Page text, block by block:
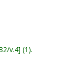
v.4 (1).